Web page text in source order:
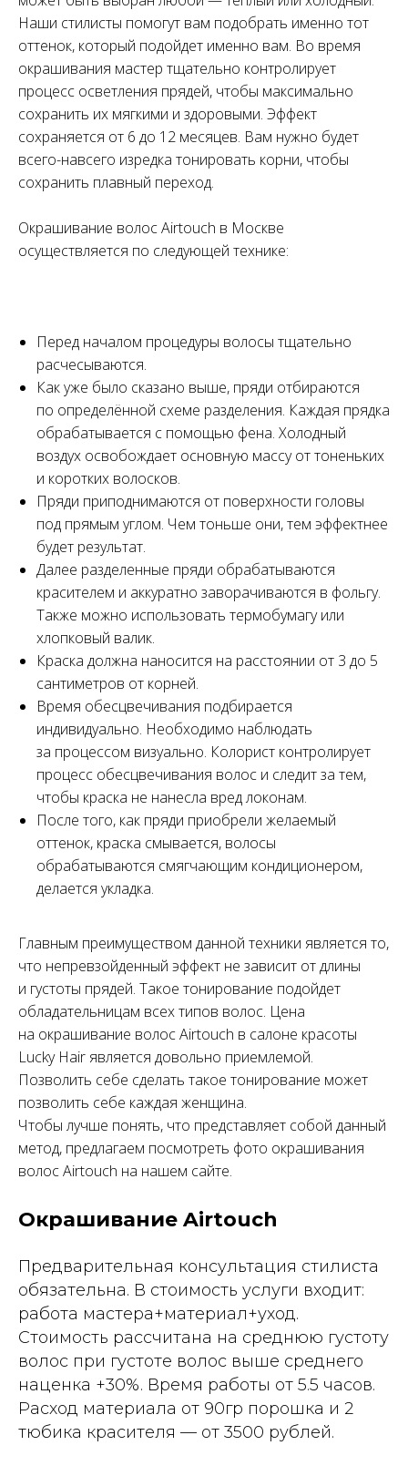
Наши стилисты помогут вам подобрать именно тот
оттенок, который подойдет именно вам. Во время
окрашивания мастер тщательно контролирует
процесс осветления прядей, чтобы максимально
сохранить их мягкими и здоровыми. Эффект
сохраняется от 6 до 12 месяцев. Вам нужно будет
всего-навсего изредка тонировать корни, чтобы
сохранить плавный переход.
Окрашивание волос Airtouch в Москве
осуществляется по следующей технике:
Перед началом процедуры волосы тщательно
расчесываются.
Как уже было сказано выше, пряди отбираются
по определённой схеме разделения. Каждая прядка
обрабатывается с помощью фена. Холодный
воздух освобождает основную массу от тоненьких
и коротких волосков.
Пряди приподнимаются от поверхности головы
под прямым углом. Чем тоньше они, тем эффектнее
будет результат.
Далее разделенные пряди обрабатываются
красителем и аккуратно заворачиваются в фольгу.
Также можно использовать термобумагу или
хлопковый валик.
Краска должна наносится на расстоянии от 3 до 5
сантиметров от корней.
Время обесцвечивания подбирается
индивидуально. Необходимо наблюдать
за процессом визуально. Колорист контролирует
процесс обесцвечивания волос и следит за тем,
чтобы краска не нанесла вред локонам.
После того, как пряди приобрели желаемый
оттенок, краска смывается, волосы
обрабатываются смягчающим кондиционером,
делается укладка.
Главным преимуществом данной техники является то,
что непревзойденный эффект не зависит от длины
и густоты прядей. Такое тонирование подойдет
обладательницам всех типов волос. Цена
на окрашивание волос Airtouch в салоне красоты
Lucky Hair является довольно приемлемой.
Позволить себе сделать такое тонирование может
позволить себе каждая женщина.
Чтобы лучше понять, что представляет собой данный
метод, предлагаем посмотреть фото окрашивания
волос Airtouch на нашем сайте.
Окрашивание Airtouch
Предварительная консультация стилиста
обязательна. В стоимость услуги входит:
работа мастера+материал+уход.
Стоимость рассчитана на среднюю густоту
волос при густоте волос выше среднего
наценка +30%. Время работы от 5.5 часов.
Расход материала от 90гр порошка и 2
тюбика красителя — от 3500 рублей.